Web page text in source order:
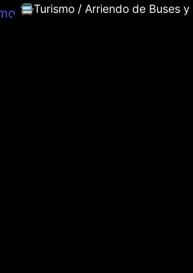
🚍Turismo / Arriendo de Buses y